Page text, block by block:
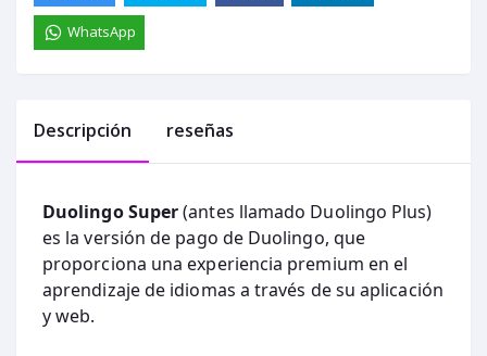
WhatsApp
Descripción reseñas
Duolingo Super(antes llamado Duolingo Plus)
es la versión de pago de Duolingo, que
proporciona una experiencia premium en el
aprendizaje de idiomas a través de su aplicación
y web.